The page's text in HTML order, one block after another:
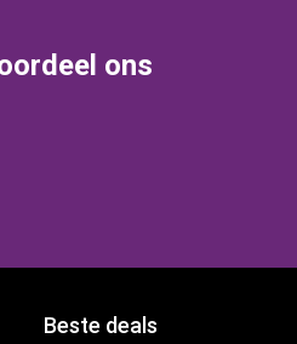
ons
Beste deals